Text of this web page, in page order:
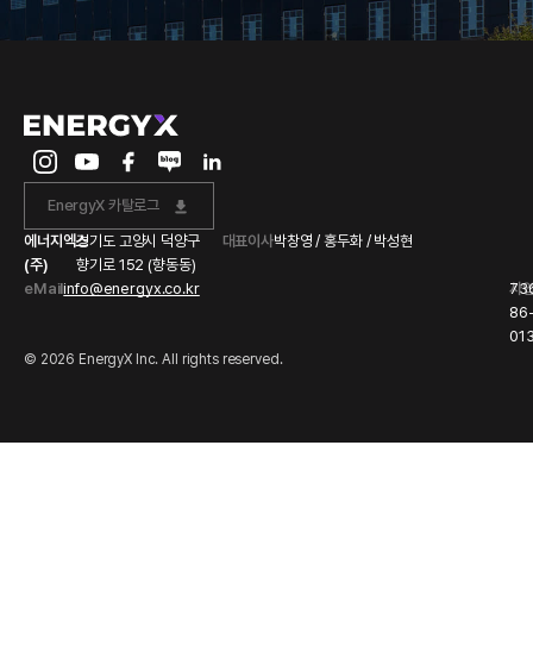
EnergyX 카탈로그
에너지엑스
(주)
경기도 고양시 덕양구
향기로 152 (향동동)
대표이사박창영 / 홍두화 / 박성현
eMailinfo@energyx.co.kr 사
© 2026 EnergyX Inc. All rights reserved.